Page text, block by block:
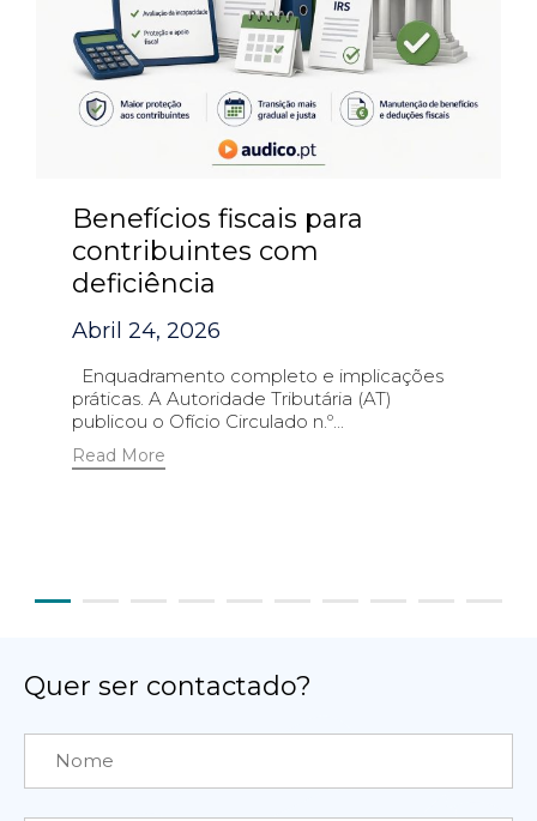
Benefícios fiscais para
contribuintes com
deficiência
Abril 24, 2026
Enquadramento completo e implicações
práticas. A Autoridade Tributária (AT)
publicou o Ofício Circulado n.º...
Read More
Quer ser contactado?